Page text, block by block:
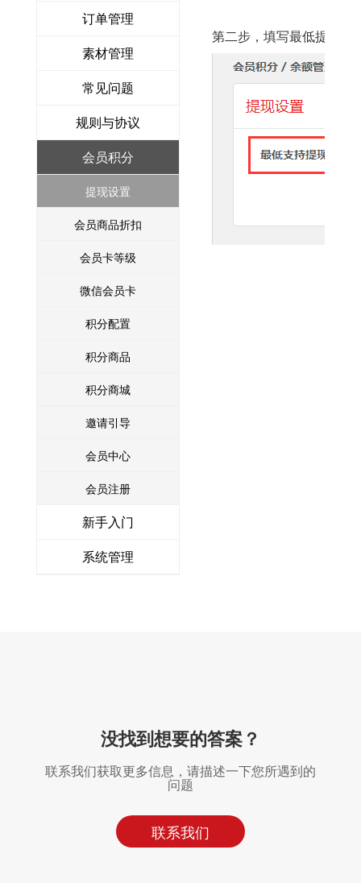
订单管理
素材管理
常见问题
规则与协议
会员积分
提现设置
会员商品折扣
会员卡等级
微信会员卡
积分配置
积分商品
积分商城
邀请引导
会员中心
会员注册
新手入门
系统管理
第二步，填写最低提现的
没找到想要的答案？
联系我们获取更多信息，请描述一下您所遇到的
问题
联系我们